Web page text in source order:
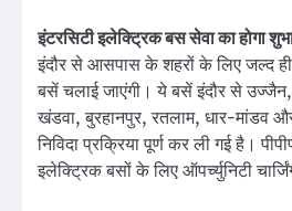
इंटरसिटी इलेक्ट्रिक बस सेवा का होगा
इंदौर से आसपास के शहरों के लिए जल्द
बसें चलाई जाएंगी। ये बसें इंदौर से
खंडवा, बुरहानपुर, रतलाम, धार-मांडव
निविदा प्रक्रिया पूर्ण कर ली गई है।
इलेक्ट्रिक बसों के लिए ऑपर्च्युनिटी